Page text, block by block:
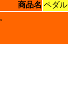
商品名 ペダル